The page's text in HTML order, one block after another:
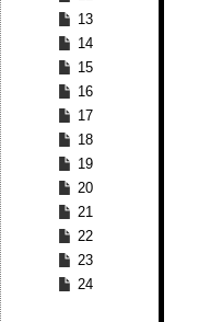
13
14
15
16
17
18
19
20
21
22
23
24